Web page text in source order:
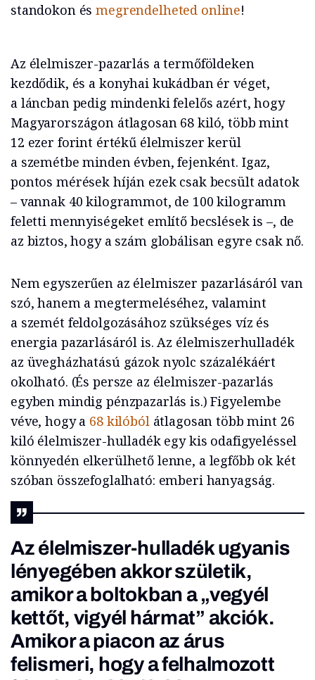
standokon ésmegrendelheted online!
Az élelmiszer-pazarlás a termőföldeken
kezdődik, és a konyhai kukádban ér véget,
a láncban pedig mindenki felelős azért, hogy
Magyarországon átlagosan 68 kiló, több mint
12 ezer forint értékű élelmiszer kerül
a szemétbe minden évben, fejenként. Igaz,
pontos mérések híján ezek csak becsült adatok
– vannak 40 kilogrammot, de 100 kilogramm
feletti mennyiségeket említő becslések is –, de
az biztos, hogy a szám globálisan egyre csak nő.
Nem egyszerűen az élelmiszer pazarlásáról van
szó, hanem a megtermeléséhez, valamint
a szemét feldolgozásához szükséges víz és
energia pazarlásáról is. Az élelmiszerhulladék
az üvegházhatású gázok nyolc százalékáért
okolható. (És persze az élelmiszer-pazarlás
egyben mindig pénzpazarlás is.) Figyelembe
véve, hogy a 68 kilóbólátlagosan több mint 26
kiló élelmiszer-hulladék egy kis odafigyeléssel
könnyedén elkerülhető lenne, a legfőbb ok két
szóban összefoglalható: emberi hanyagság.
Az élelmiszer-hulladék ugyanis
lényegében akkor születik,
amikor a boltokban a „vegyél
kettőt, vigyél hármat” akciók.
Amikor a piacon az árus
felismeri, hogy a felhalmozott